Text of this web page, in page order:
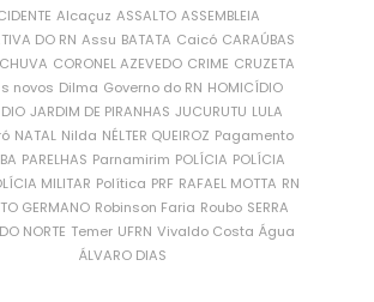
Alcaçuz ASSALTO ASSEMBLEIA
DO RN Assu BATATA Caicó CARAÚBAS
CORONEL AZEVEDO CRIME CRUZETA
novos Dilma Governo do RN HOMICÍDIO
JARDIM DE PIRANHAS JUCURUTU LULA
NATAL Nilda NÉLTER QUEIROZ Pagamento
PARELHAS Parnamirim POLÍCIA POLÍCIA
MILITAR Política PRF RAFAEL MOTTA RN
GERMANO Robinson Faria Roubo SERRA
NORTE Temer UFRN Vivaldo Costa Água
ÁLVARO DIAS